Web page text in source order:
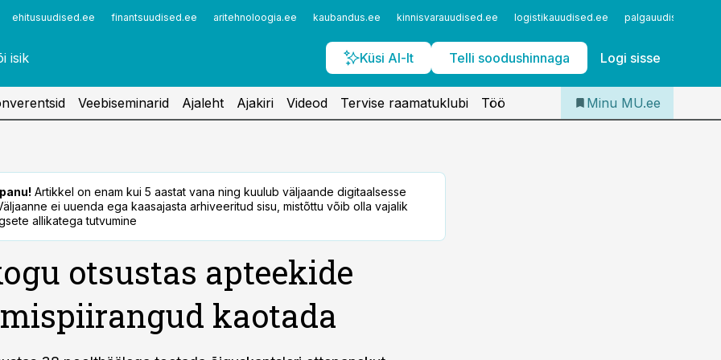
ehitusuudised.ee finantsuudised.ee aritehnoloogia.ee kaubandus.ee kinnisvarauudised.ee logistikauudised.ee palgauudised.ee
Küsi AI-lt Telli soodushinnaga Logi sisse
Iseteenindus
Telli Meditsiiniuudised
Veebiseminarid Ajaleht Ajakiri Videod Tervise raamatuklubi Töö Minu MU.ee
Artikkel on enam kui 5 aastat vana ning kuulub väljaande digitaalsesse
ei uuenda ega kaasajasta arhiveeritud sisu, mistõttu võib olla vajalik
allikatega tutvumine
otsustas apteekide
kaotada